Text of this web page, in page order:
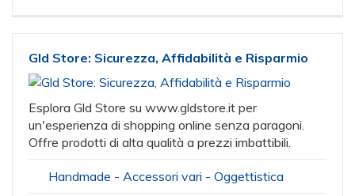
Gld Store: Sicurezza, Affidabilità e Risparmio
Esplora Gld Store su www.gldstore.it per
un'esperienza di shopping online senza paragoni.
Offre prodotti di alta qualità a prezzi imbattibili.
Handmade - Accessori vari - Oggettistica